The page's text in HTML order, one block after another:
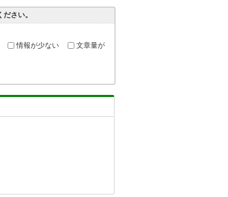
さい。
情報が少ない 文章量が